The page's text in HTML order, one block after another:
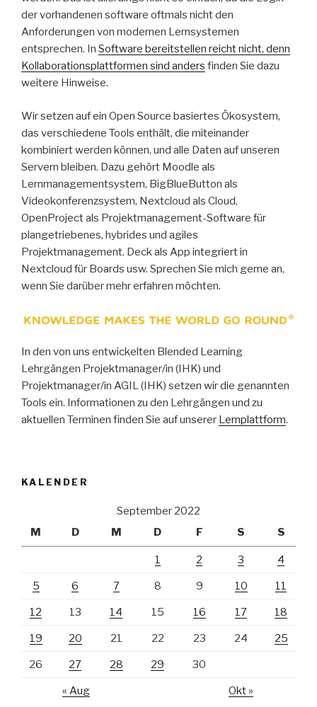
der vorhandenen software oftmals nicht den
Anforderungen von modernen Lernsystemen
entsprechen. In Software bereitstellen reicht nicht, denn
Kollaborationsplattformen sind anders finden Sie dazu
weitere Hinweise.
Wir setzen auf ein Open Source basiertes Ökosystem,
das verschiedene Tools enthält, die miteinander
kombiniert werden können, und alle Daten auf unseren
Servern bleiben. Dazu gehört Moodle als
Lernmanagementsystem, BigBlueButton als
Videokonferenzsystem, Nextcloud als Cloud,
OpenProject als Projektmanagement-Software für
plangetriebenes, hybrides und agiles
Projektmanagement. Deck als App integriert in
Nextcloud für Boards usw. Sprechen Sie mich gerne an,
wenn Sie darüber mehr erfahren möchten.
In den von uns entwickelten Blended Learning
Lehrgängen Projektmanager/in (IHK) und
Projektmanager/in AGIL (IHK) setzen wir die genannten
Tools ein. Informationen zu den Lehrgängen und zu
aktuellen Terminen finden Sie auf unserer Lernplattform.
KALENDER
September 2022
M
D M D F S S
1 2 3 4
5 6 7 8 9 10 11
12 13 14 15 16 17 18
19 20 21 22 23 24 25
26 27 28 29 30
« Aug Okt »